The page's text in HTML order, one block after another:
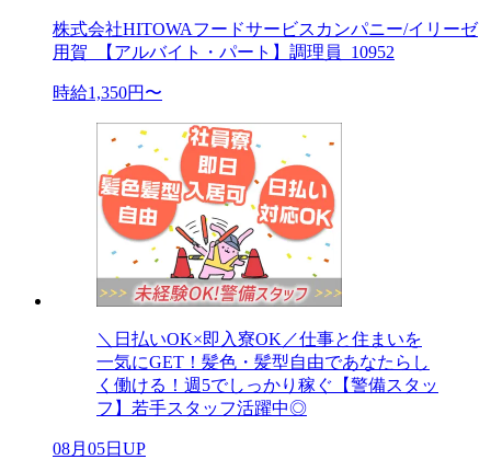
株式会社HITOWAフードサービスカンパニー/イリーゼ
用賀_【アルバイト・パート】調理員_10952
時給1,350円〜
＼日払いOK×即入寮OK／仕事と住まいを
一気にGET！髪色・髪型自由であなたらし
く働ける！週5でしっかり稼ぐ【警備スタッ
フ】若手スタッフ活躍中◎
08月05日UP